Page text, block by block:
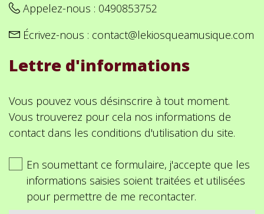
Appelez-nous : 0490853752
Écrivez-nous : contact@lekiosqueamusique.com
Lettre d'informations
Vous pouvez vous désinscrire à tout moment.
Vous trouverez pour cela nos informations de
contact dans les conditions d'utilisation du site.
En soumettant ce formulaire, j'accepte que les
informations saisies soient traitées et utilisées
pour permettre de me recontacter.